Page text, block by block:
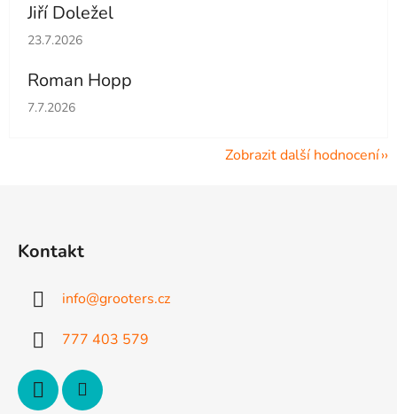
Jiří Doležel
Hodnocení obchodu je 5 z 5 hvězdiček.
23.7.2026
Roman Hopp
Hodnocení obchodu je 5 z 5 hvězdiček.
7.7.2026
Zobrazit další hodnocení
Kontakt
info@grooters.cz
777 403 579